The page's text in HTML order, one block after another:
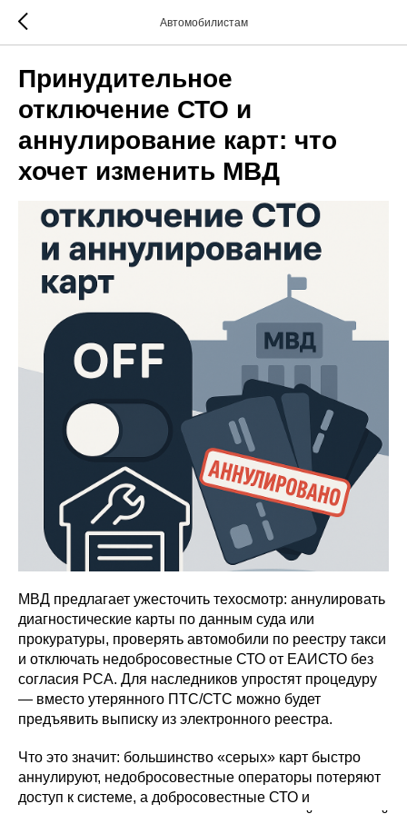
Автомобилистам
Принудительное
отключение СТО и
аннулирование карт: что
хочет изменить МВД
МВД предлагает ужесточить техосмотр: аннулировать
диагностические карты по данным суда или
прокуратуры, проверять автомобили по реестру такси
и отключать недобросовестные СТО от ЕАИСТО без
согласия РСА. Для наследников упростят процедуру
— вместо утерянного ПТС/СТС можно будет
предъявить выписку из электронного реестра.
Что это значит: большинство «серых» карт быстро
аннулируют, недобросовестные операторы потеряют
доступ к системе, а добросовестные СТО и